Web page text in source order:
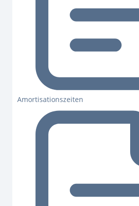
Amortisationszeiten